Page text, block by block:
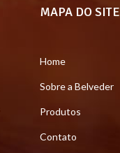
MAPA DO SITE
Home
Sobre a Belveder
Produtos
Contato